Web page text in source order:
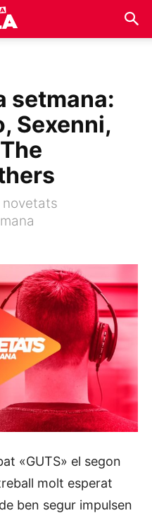
setmana:
Sexenni,
novetats
«GUTS» el segon
molt esperat
ben segur impulsen